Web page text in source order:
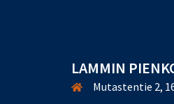
LAMMIN
Mutastentie 2,